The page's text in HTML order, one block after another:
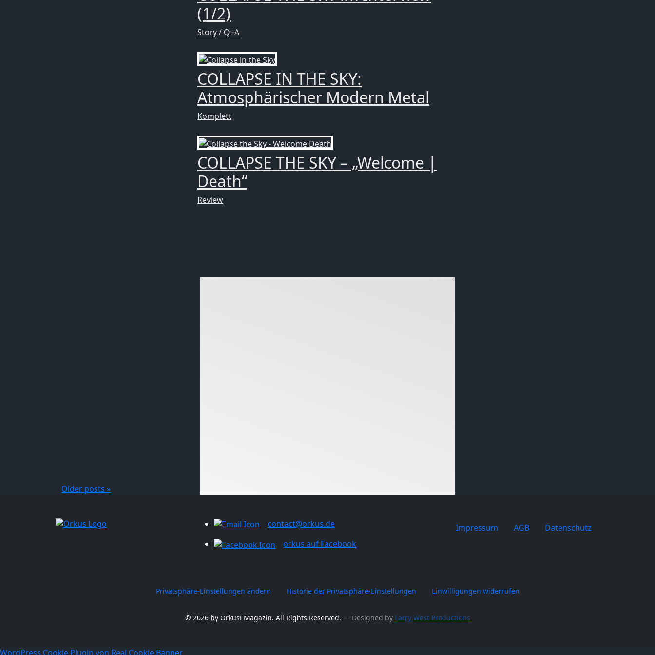
(1/2)
Story / Q+A
COLLAPSE IN THE SKY:
Atmosphärischer Modern Metal
Komplett
COLLAPSE THE SKY – „Welcome |
Death“
Review
Older posts »
contact@orkus.de
orkus auf Facebook
Impressum AGB Datenschutz
Privatsphäre-Einstellungen ändern Historie der Privatsphäre-Einstellungen Einwilligungen widerrufen
© 2026 by Orkus! Magazin. All Rights Reserved. ― Designed by Larry West Productions
WordPress Cookie Plugin von Real Cookie Banner